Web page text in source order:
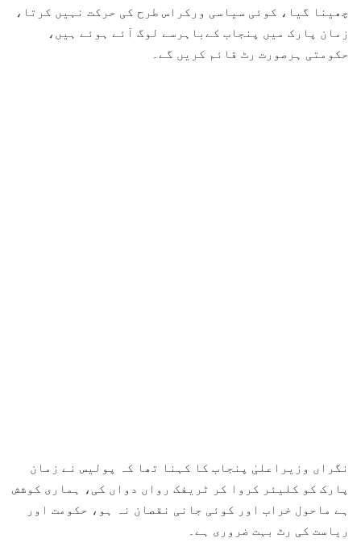
چھینا گیا، کوئی سیاسی ورکراس طرح کی حرکت نہیں کرتا،
زمان پارک میں پنجاب کےباہرسے لوگ آئے ہوئے ہیں،
حکومتی ہرصورت رٹ قائم کریں گے۔
نگراں وزیراعلیٰ پنجاب کا کہنا تھا کہ پولیس نے زمان
پارک کو کلیئر کروا کر ٹریفک رواں دواں کی، ہماری کوشش
ہے ماحول خراب اور کوئی جانی نقصان نہ ہو، حکومت اور
ریاست کی رٹ بہت ضروری ہے۔